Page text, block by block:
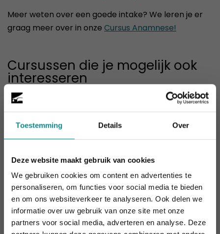
Toestemming Details Over
Deze website maakt gebruik van cookies
We gebruiken cookies om content en advertenties te
personaliseren, om functies voor social media te bieden
en om ons websiteverkeer te analyseren. Ook delen we
informatie over uw gebruik van onze site met onze
partners voor social media, adverteren en analyse. Deze
Meer weten over een goede intake? We leren je er
graag meer over in onze Cursus Anamnese!
Cursussen die je mogelijk ook
interesseren
Massagetherapeut / Masseur
Laatste week! 10% korting t.e.m. 15 augustus,
daarna eindigt de zomeractie definitief.